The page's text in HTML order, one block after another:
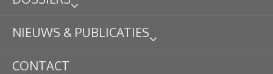
NIEUWS & PUBLICATIES
CONTACT